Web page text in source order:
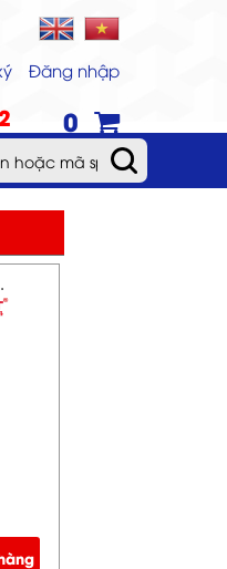
Đăng nhập
0